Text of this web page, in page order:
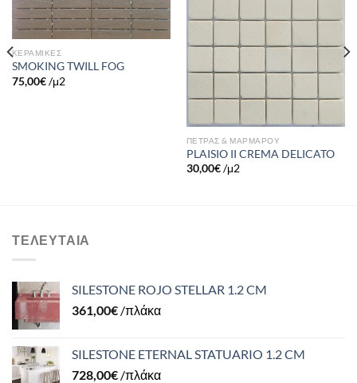
Πρόσθήκη
στην λίστα
επιθυμιών
ΚΕΡΑΜΙΚΕΣ
SMOKING TWILL FOG
75,00€ /μ2
στην λίστα
ΠΕΤΡΑΣ & ΜΑΡΜΑΡΟΥ
PLAISIO II CREMA DELICATO
30,00€ /μ2
ΤΕΛΕΥΤΑΊΑ
SILESTONE ROJO STELLAR 1.2 CM
361,00€ /πλάκα
SILESTONE ETERNAL STATUARIO 1.2 CM
728,00€ /πλάκα